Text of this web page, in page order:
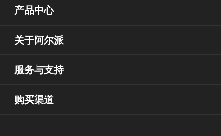
产品中心
关于阿尔派
服务与支持
购买渠道